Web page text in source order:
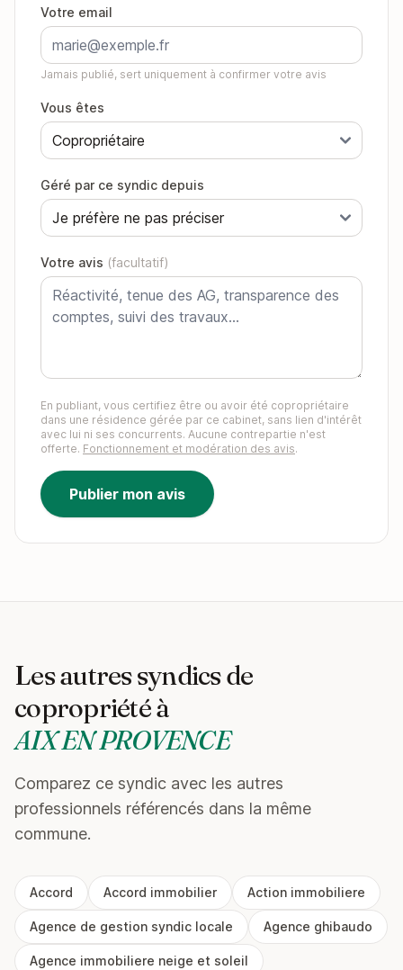
Votre email
Jamais publié, sert uniquement à confirmer votre avis
Vous êtes
Géré par ce syndic depuis
Votre avis (facultatif)
En publiant, vous certifiez être ou avoir été copropriétaire
dans une résidence gérée par ce cabinet, sans lien d'intérêt
avec lui ni ses concurrents. Aucune contrepartie n'est
offerte. Fonctionnement et modération des avis.
Publier mon avis
Les autres syndics de
copropriété à
AIX EN PROVENCE
Comparez ce syndic avec les autres
professionnels référencés dans la même
commune.
Accord Accord immobilier Action immobiliere
Agence de gestion syndic locale Agence ghibaudo
Agence immobiliere neige et soleil